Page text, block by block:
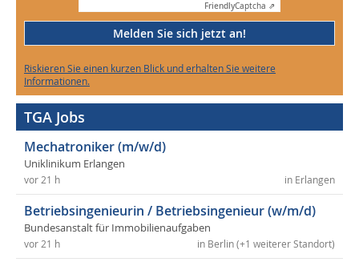
FriendlyCaptcha ⇗
Melden Sie sich jetzt an!
Riskieren Sie einen kurzen Blick und erhalten Sie weitere
Informationen.
TGA Jobs
Mechatroniker (m/w/d)
Uniklinikum Erlangen
in Erlangen
vor 21 h
Betriebsingenieurin / Betriebsingenieur (w/m/d)
Bundesanstalt für Immobilienaufgaben
in Berlin (+1 weiterer Standort)
vor 21 h